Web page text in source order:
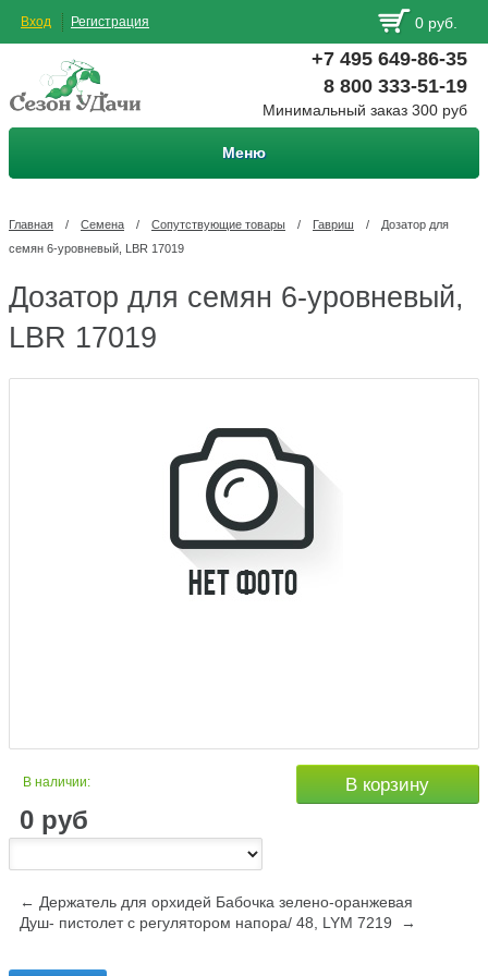
Вход Регистрация 0 руб.
+7 495 649-86-35
8 800 333-51-19
Минимальный заказ 300 руб
Меню
Главная / Семена / Сопутствующие товары / Гавриш /
Дозатор для
семян 6-уровневый, LBR 17019
Дозатор для семян 6-уровневый,
LBR 17019
В наличии:
0 руб
В корзину
← Держатель для орхидей Бабочка зелено-оранжевая
Душ- пистолет с регулятором напора/ 48, LYM 7219 →